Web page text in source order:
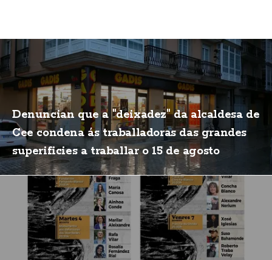
Denuncian que a "deixadez" da alcaldesa de
Cee condena ás traballadoras das grandes
superificies a traballar o 15 de agosto